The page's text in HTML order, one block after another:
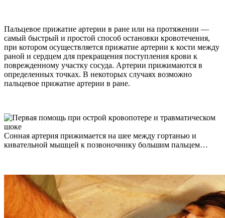
Пальцевое прижатие артерии в ране или на протяжении —
самый быстрый и простой способ остановки кровотечения,
при котором осуществляется прижатие артерии к кости между
раной и сердцем для прекращения поступления крови к
поврежденному участку сосуда. Артерии прижимаются в
определенных точках. В некоторых случаях возможно
пальцевое прижатие артерии в ране.
Сонная артерия прижимается на шее между гортанью и
кивательной мышцей к позвоночнику большим пальцем…